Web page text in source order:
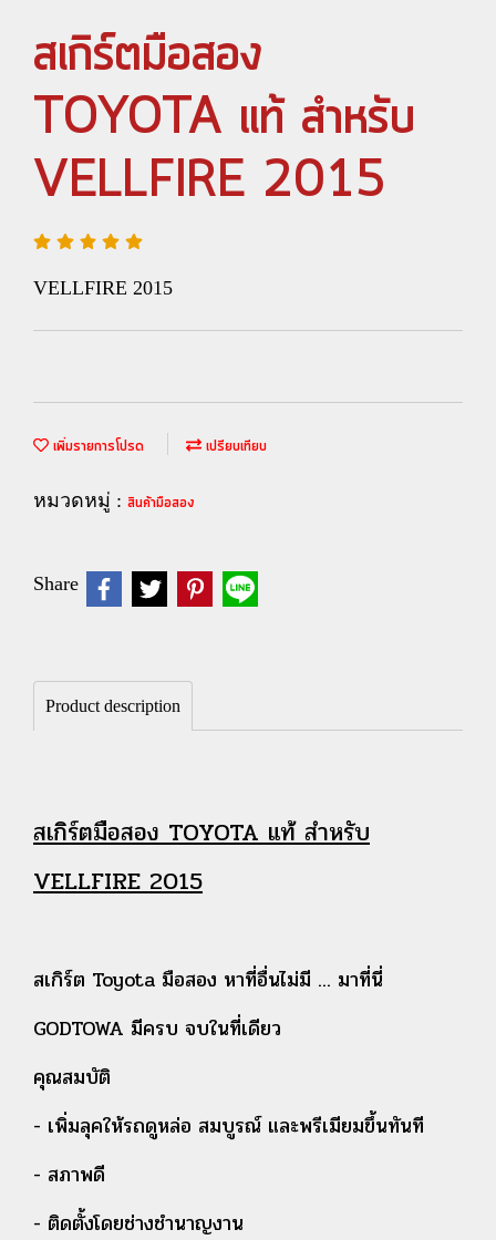
สเกิร์ตมือสอง
TOYOTA แท้ สำหรับ
VELLFIRE 2015
VELLFIRE 2015
เพิ่มรายการโปรด เปรียบเทียบ
หมวดหมู่ : สินค้ามือสอง
Share
Product description
สเกิร์ตมือสอง TOYOTA แท้ สำหรับ
VELLFIRE 2015
สเกิร์ต Toyota มือสอง หาที่อื่นไม่มี ... มาที่นี่
GODTOWA มีครบ จบในที่เดียว
คุณสมบัติ
- เพิ่มลุคให้รถดูหล่อ สมบูรณ์ และพรีเมียมขึ้นทันที
- สภาพดี
- ติดตั้งโดยช่างชำนาญงาน